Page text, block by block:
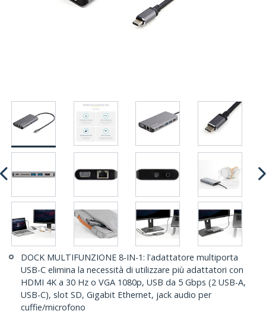
DOCK MULTIFUNZIONE 8-IN-1: l'adattatore multiporta
USB-C elimina la necessità di utilizzare più adattatori con
HDMI 4K a 30 Hz o VGA 1080p, USB da 5 Gbps (2 USB-A,
USB-C), slot SD, Gigabit Ethernet, jack audio per
cuffie/microfono